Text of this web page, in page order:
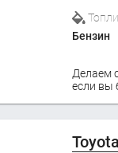
Бензин
Делаем
если вы